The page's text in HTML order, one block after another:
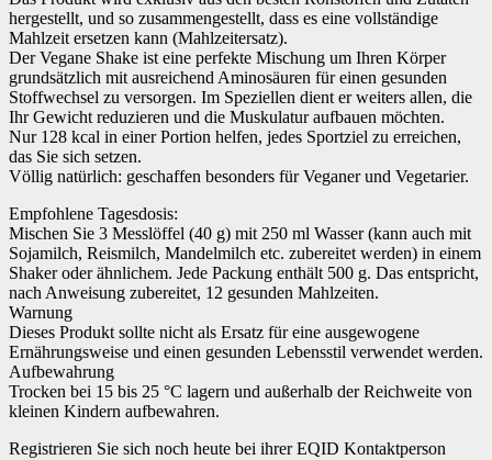
hergestellt, und so zusammengestellt, dass es eine vollständige
Mahlzeit ersetzen kann (Mahlzeitersatz).
Der Vegane Shake ist eine perfekte Mischung um Ihren Körper
grundsätzlich mit ausreichend Aminosäuren für einen gesunden
Stoffwechsel zu versorgen. Im Speziellen dient er weiters allen, die
Ihr Gewicht reduzieren und die Muskulatur aufbauen möchten.
Nur 128 kcal in einer Portion helfen, jedes Sportziel zu erreichen,
das Sie sich setzen.
Völlig natürlich: geschaffen besonders für Veganer und Vegetarier.
Empfohlene Tagesdosis:
Mischen Sie 3 Messlöffel (40 g) mit 250 ml Wasser (kann auch mit
Sojamilch, Reismilch, Mandelmilch etc. zubereitet werden) in einem
Shaker oder ähnlichem. Jede Packung enthält 500 g. Das entspricht,
nach Anweisung zubereitet, 12 gesunden Mahlzeiten.
Warnung
Dieses Produkt sollte nicht als Ersatz für eine ausgewogene
Ernährungsweise und einen gesunden Lebensstil verwendet werden.
Aufbewahrung
Trocken bei 15 bis 25 °C lagern und außerhalb der Reichweite von
kleinen Kindern aufbewahren.
Registrieren Sie sich noch heute bei ihrer EQID Kontaktperson